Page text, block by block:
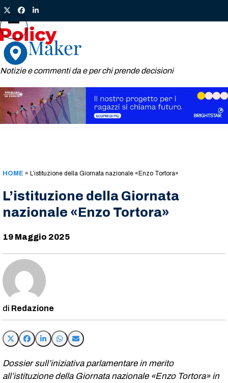
Skip
to
content
TwitterFacebook
LinkedIn
Notizie e commenti da e per chi prende decisioni
Open
mobile
menu
Close
mobile
menu
HOME » L’istituzione della Giornata nazionale «Enzo Tortora»
L’istituzione della Giornata
nazionale «Enzo Tortora»
19 Maggio 2025
Redazione
Dossier sull’iniziativa parlamentare in merito
all’istituzione della Giornata nazionale «Enzo Tortora» in